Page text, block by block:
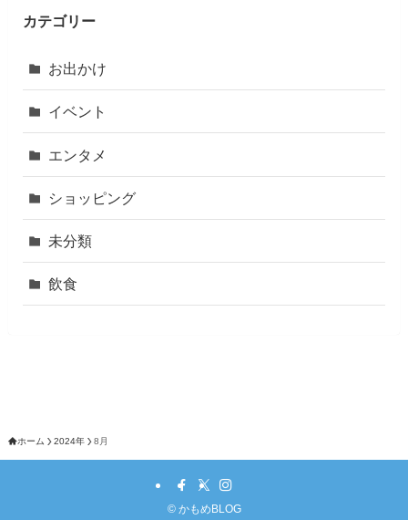
カテゴリー
お出かけ
イベント
エンタメ
ショッピング
未分類
飲食
ホーム 2024年 8月
©かもめBLOG